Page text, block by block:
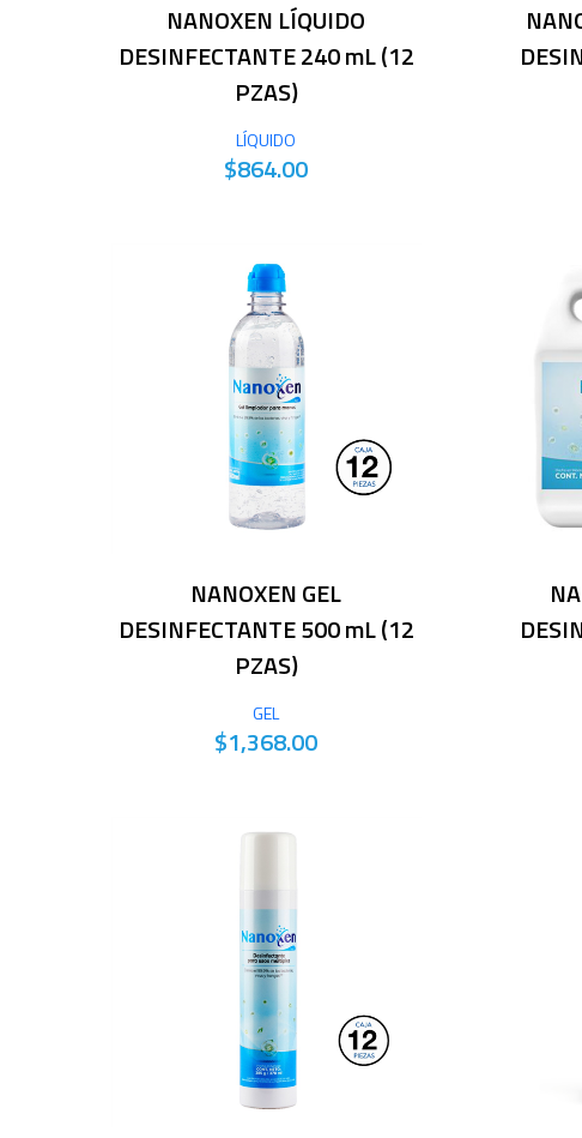
NANOXEN LÍQUIDO
DESINFECTANTE 240 mL (12
PZAS)
LÍQUIDO
$864.00
NANOXEN GEL
DESINFECTANTE 500 mL (12
PZAS)
GEL
$1,368.00